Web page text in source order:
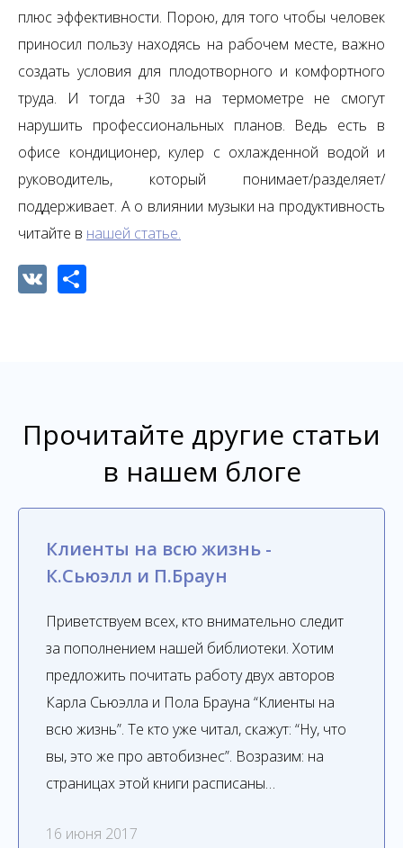
плюс эффективности. Порою, для того чтобы человек
приносил пользу находясь на рабочем месте, важно
создать условия для плодотворного и комфортного
труда. И тогда +30 за на термометре не смогут
нарушить профессиональных планов. Ведь есть в
офисе кондиционер, кулер с охлажденной водой и
руководитель, который понимает/разделяет/
поддерживает. А о влиянии музыки на продуктивность
читайте в нашей статье.
VK Share
Прочитайте другие статьи
в нашем блоге
Клиенты на всю жизнь -
К.Сьюэлл и П.Браун
Приветствуем всех, кто внимательно следит
за пополнением нашей библиотеки. Хотим
предложить почитать работу двух авторов
Карла Сьюэлла и Пола Брауна “Клиенты на
всю жизнь”. Те кто уже читал, скажут: “Ну, что
вы, это же про автобизнес”. Возразим: на
страницах этой книги расписаны…
16 июня 2017